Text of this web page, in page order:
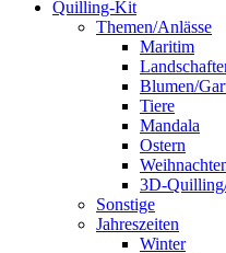
Quilling-Kit
Themen/Anlässe
Maritim
Blumen/
Tiere
Mandala
Ostern
3D-
Sonstige
Jahreszeiten
Winter